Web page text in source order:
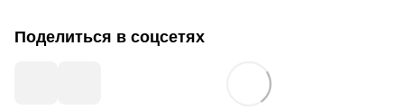
Поделиться в соцсетях